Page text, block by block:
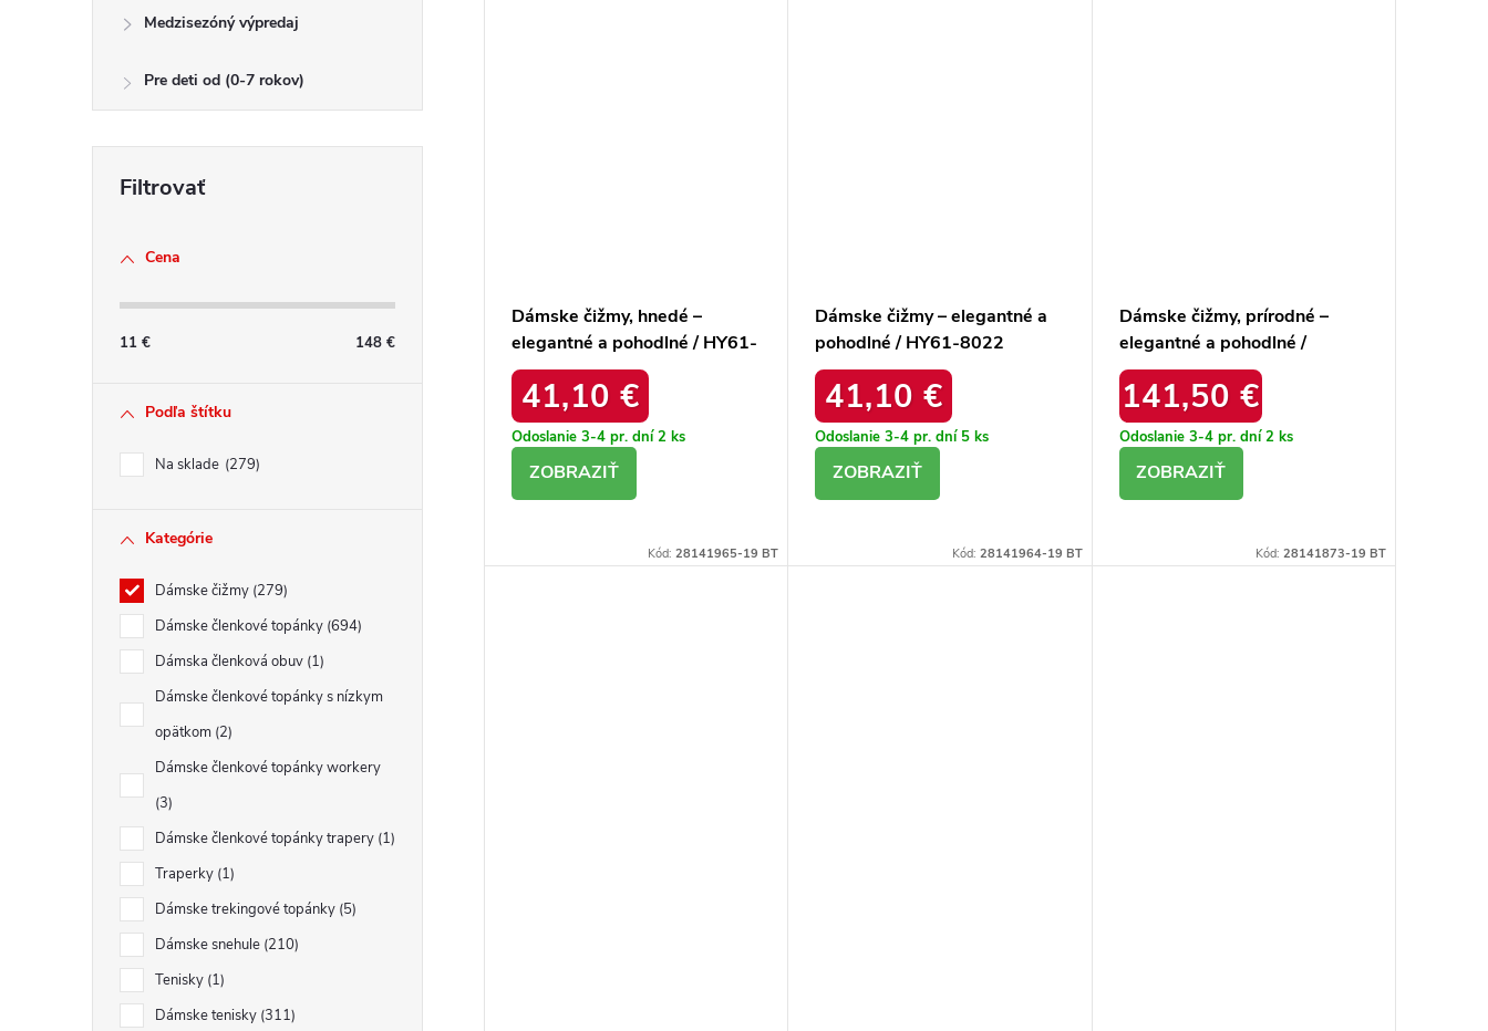
Medzisezóný výpredaj
Pre deti od (0-7 rokov)
Cena
11 € 148 €
Podľa štítku
Na sklade 279
Kategórie
Dámske čižmy 279
Dámske členkové topánky 694
Dámska členková obuv 1
Dámske členkové topánky s nízkym
opätkom 2
Dámske členkové topánky workery
3
Dámske členkové topánky trapery 1
Traperky 1
Dámske trekingové topánky 5
Dámske snehule 210
Tenisky 1
Dámske tenisky 311
Dámske čižmy, hnedé –
elegantné a pohodlné / HY61-
8022 BROWN
41,10 €
Odoslanie 3-4 pr. dní2 ks
Kód:28141965-19 BT
Dámske čižmy – elegantné a
pohodlné / HY61-8022
COFFEE
41,10 €
Odoslanie 3-4 pr. dní 5 ks
Kód: 28141964-19 BT
Dámske čižmy, prírodné –
elegantné a pohodlné /
3167/103
141,50 €
Odoslanie 3-4 pr. dní2 ks
Kód: 28141873-19 BT